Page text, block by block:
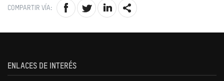
COMPARTIR VÍA:
ENLACES DE INTERÉS